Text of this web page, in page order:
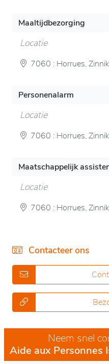
Maaltijdbezorging
Locatie
7060 : Horrues, Zinnik
Personenalarm
Locatie
7060 : Horrues, Zinnik
Maatschappelijk
Locatie
7060 : Horrues, Zinnik
Contacteer ons
Neem snel
Aide aux Personnes